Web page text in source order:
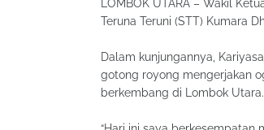
LOMBOK UTARA – Wakil
Teruna Teruni (STT) Kumara
Dalam kunjungannya,
gotong royong mengerjakan
berkembang di Lombok Utara.